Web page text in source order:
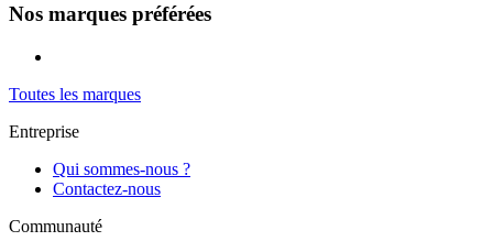
Nos marques préférées
Toutes les marques
Entreprise
Qui sommes-nous ?
Contactez-nous
Communauté